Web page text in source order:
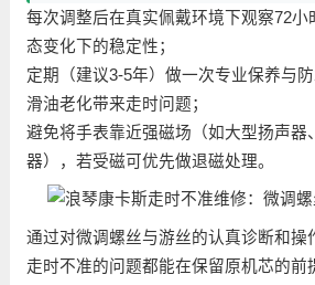
每次调整后在真实佩戴环境下观察72小
态变化下的稳定性；
定期（建议3-5年）做一次专业保养与
滑油老化带来走时问题；
避免将手表靠近强磁场（如大型扬声器
器），若受磁可优先做退磁处理。
通过对微调螺丝与游丝的认真诊断和操
走时不准的问题都能在保留原机芯的前